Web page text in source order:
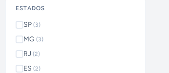
ESTADOS
SP (3)
MG (3)
RJ (2)
ES (2)